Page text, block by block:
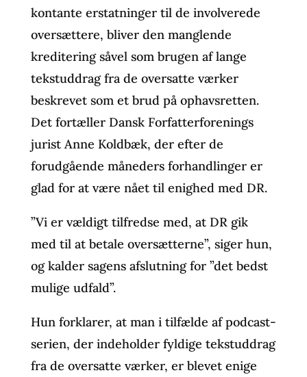
kontante erstatninger til de involverede
oversættere, bliver den manglende
kreditering såvel som brugen af lange
tekstuddrag fra de oversatte værker
beskrevet som et brud på ophavsretten.
Det fortæller Dansk Forfatterforenings
jurist Anne Koldbæk, der efter de
forudgående måneders forhandlinger er
glad for at være nået til enighed med DR.
”Vi er vældigt tilfredse med, at DR gik
med til at betale oversætterne”, siger hun,
og kalder sagens afslutning for ”det bedst
mulige udfald”.
Hun forklarer, at man i tilfælde af podcast-
serien, der indeholder fyldige tekstuddrag
fra de oversatte værker, er blevet enige